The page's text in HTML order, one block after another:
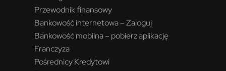
Przewodnik finansowy
Bankowość internetowa – Zaloguj
Bankowość mobilna – pobierz aplikację
Franczyza
Pośrednicy Kredytowi